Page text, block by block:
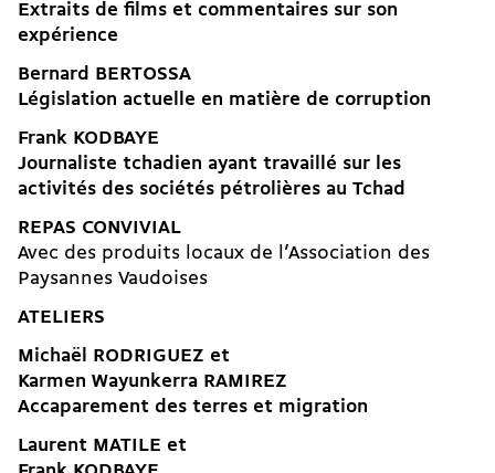
Extraits de films et commentaires sur son
expérience
Bernard BERTOSSA
Législation actuelle en matière de corruption
Frank KODBAYE
Journaliste tchadien ayant travaillé sur les
activités des sociétés pétrolières au Tchad
REPAS CONVIVIAL
Avec des produits locaux de l’Association des
Paysannes Vaudoises
ATELIERS
Michaël RODRIGUEZ et
Karmen Wayunkerra RAMIREZ
Accaparement des terres et migration
Laurent MATILE et